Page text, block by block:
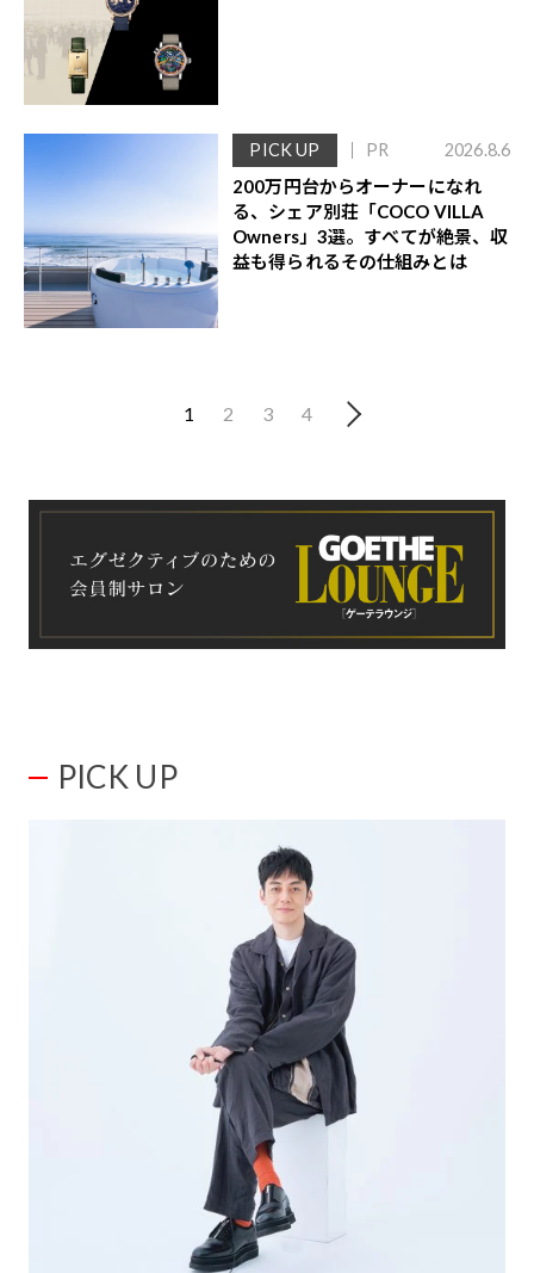
PICK UP PR 2026.8.6
200万円台からオーナーになれ
る、シェア別荘「COCO VILLA
Owners」3選。すべてが絶景、収
益も得られるその仕組みとは
1 2 3 4
PICK UP